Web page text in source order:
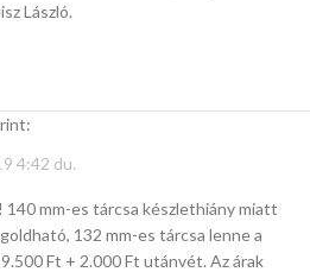
László.
4:42 du.
140 mm-es tárcsa készlethiány miatt
132 mm-es tárcsa lenne a
Ft + 2.000 Ft utánvét. Az árak